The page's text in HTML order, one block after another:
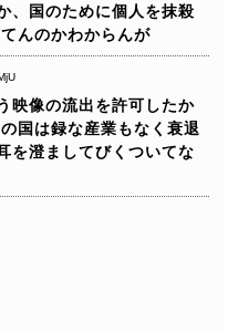
、国のために個人を抹殺
んのかわからんが
映像の流出を許可したか
国は録な産業もなく衰退
を澄ましてびくついてな